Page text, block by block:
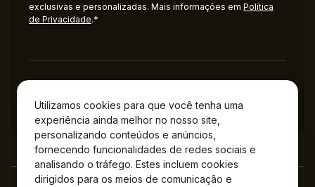
Utilizamos cookies para que você tenha uma
experiência ainda melhor no nosso site,
personalizando conteúdos e anúncios,
fornecendo funcionalidades de redes sociais e
analisando o tráfego. Estes incluem cookies
dirigidos para os meios de comunicação e
exclusivas e personalizadas. Mais informações em Política
de Privacidade.*
Administração